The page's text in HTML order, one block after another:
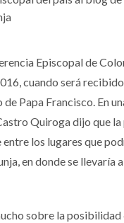
Episcopal de
cuando será
Papa Francisco. En
Quiroga dijo que
los lugares que
en donde se llevaría
sobre la posibilidad